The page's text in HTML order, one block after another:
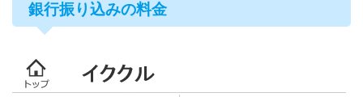
銀行振り込みの料金